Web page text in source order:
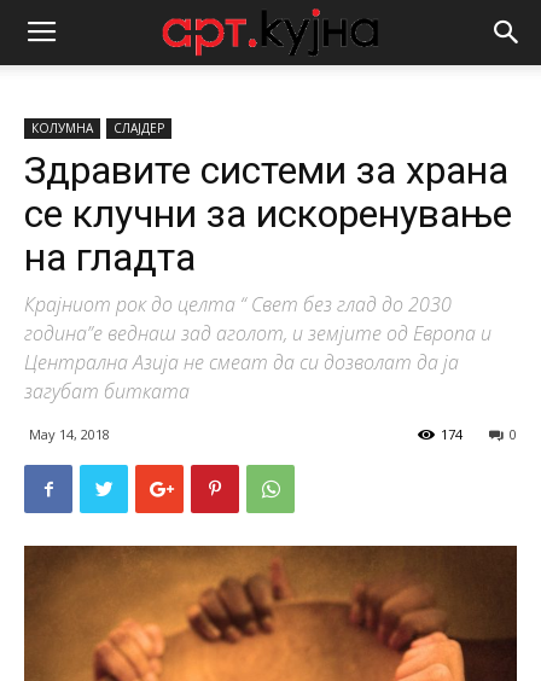
КОЛУМНА СЛАЈДЕР
Здравите системи за храна
се клучни за искоренување
на гладта
Крајниот рок до целта “ Свет без глад до 2030
година”е веднаш зад аголот, и земјите од Европа и
Централна Азија не смеат да си дозволат да ја
загубат битката
May 14, 2018 0
174